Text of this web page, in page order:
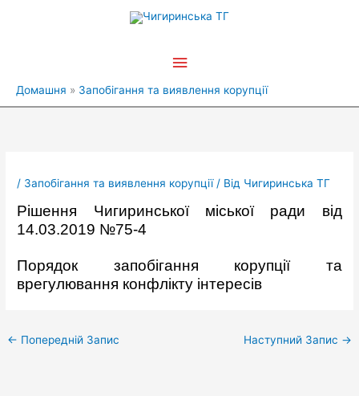
Головне
Домашня Запобігання та виявлення корупції
/ Запобігання та виявлення корупції/ Від Чигиринська ТГ
Рішення Чигиринської міської ради від
14.03.2019 №75-4
Порядок запобігання корупції та
врегулювання конфлікту інтересів
← Попередній Запис Наступний Запис →